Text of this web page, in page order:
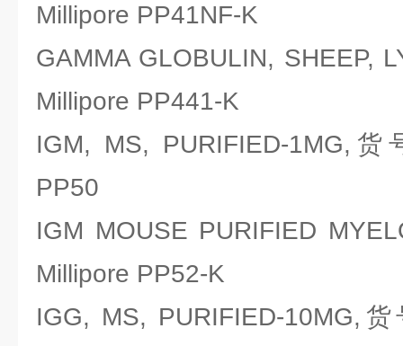
Millipore PP41NF-K
GAMMA GLOBULIN, SHEEP,
Millipore PP441-K
IGM, MS, PURIFIED-1MG,
PP50
IGM MOUSE PURIFIED
Millipore PP52-K
IGG, MS, PURIFIED-10MG,